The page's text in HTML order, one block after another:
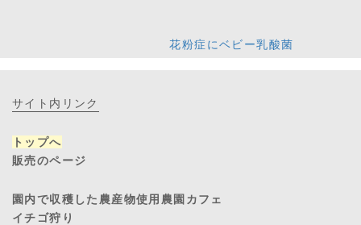
花粉症にベビー乳酸菌
サイト内リンク
トップへ
販売のページ
園内で収穫した農産物使用農園カフェ
イチゴ狩り